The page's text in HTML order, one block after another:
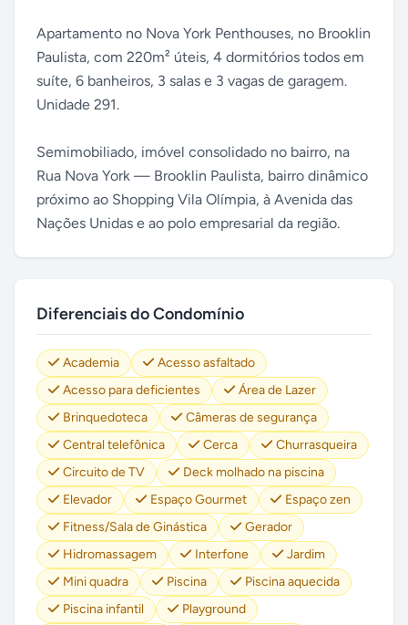
Apartamento no Nova York Penthouses, no Brooklin
Paulista, com 220m² úteis, 4 dormitórios todos em
suíte, 6 banheiros, 3 salas e 3 vagas de garagem.
Unidade 291.
Semimobiliado, imóvel consolidado no bairro, na
Rua Nova York — Brooklin Paulista, bairro dinâmico
próximo ao Shopping Vila Olímpia, à Avenida das
Nações Unidas e ao polo empresarial da região.
Diferenciais do Condomínio
Academia
Acesso asfaltado
Acesso para deficientes
Área de Lazer
Brinquedoteca
Câmeras de segurança
Central telefônica
Cerca
Churrasqueira
Circuito de TV
Deck molhado na piscina
Elevador
Espaço Gourmet
Espaço zen
Fitness/Sala de Ginástica
Gerador
Hidromassagem
Interfone
Jardim
Mini quadra
Piscina
Piscina aquecida
Piscina infantil
Playground